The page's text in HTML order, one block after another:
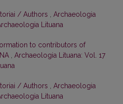
/ Authors
Archaeologia
Lituana
to contributors of
Archaeologia Lituana: Vol. 17
/ Authors
Archaeologia
Lituana